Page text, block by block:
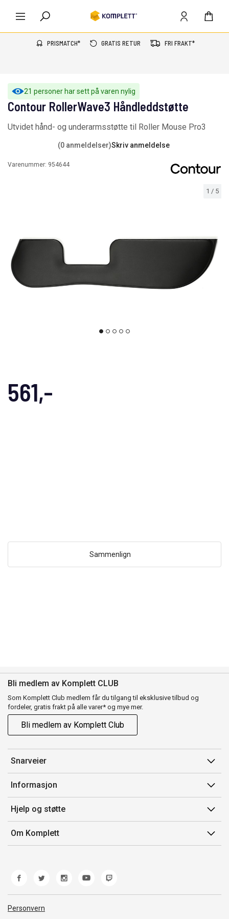
PRISMATCH* GRATIS RETUR FRI FRAKT*
21 personer har sett på varen nylig
1 / 5
Contour RollerWave3 Håndleddstøtte
Utvidet hånd- og underarmsstøtte til Roller Mouse Pro3
(0 anmeldelser)Skriv anmeldelse
Varenummer: 954644
561,-
Sammenlign
Bli medlem av Komplett CLUB
Som Komplett Club medlem får du tilgang til eksklusive tilbud og
fordeler, gratis frakt på alle varer* og mye mer.
Bli medlem av Komplett Club
Snarveier
Min side
Ordreoversikt
Flex
Komplett Club
Informasjon
Salgsbetingelser
Medlemsvilkår for Komplett Club
Merker/produsent
Hjelp og støtte
Kontakt oss
Kundeservice
Retur
Reklamasjon og garanti
Frakt og levering
Om Komplett
Personvern